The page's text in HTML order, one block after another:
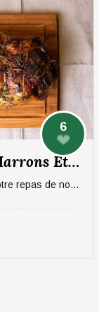
6
Pintade Farcie Aux Marrons Et Pommes, Sauce Aux Morilles
Vous recherchez un plat pour votre repas de noël ? On vous propose un plat qui épatera vos invités, digne d'un repas de fête ! La pintade farcie aux marrons et pommes, sauce aux morilles. Pour 6 personnes.